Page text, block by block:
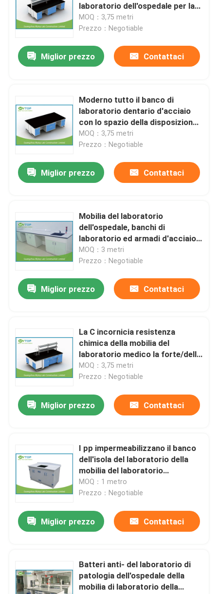
laboratorio dell'ospedale per la
struttura della sala pulita C
MOQ：3,75 metri
Prezzo：Negotiable
Miglior prezzo Contattaci
Moderno tutto il banco di
laboratorio dentario d'acciaio
con lo spazio della disposizione
dei posti a sedere per
l'ospedale/clinica
MOQ：3,75 metri
Prezzo：Negotiable
Miglior prezzo Contattaci
Mobilia del laboratorio
dell'ospedale, banchi di
laboratorio ed armadi d'acciaio
galvanizzati
MOQ：3 metri
Prezzo：Negotiable
Miglior prezzo Contattaci
La C incornicia resistenza
chimica della mobilia del
laboratorio medico la forte/della
Tabella funzionamento del
laboratorio
MOQ：3,75 metri
Prezzo：Negotiable
Miglior prezzo Contattaci
I pp impermeabilizzano il banco
dell'isola del laboratorio della
mobilia del laboratorio
dell'ospedale con spruzzata
posteriore
MOQ：1 metro
Prezzo：Negotiable
Miglior prezzo Contattaci
Batteri anti- del laboratorio di
patologia dell'ospedale della
mobilia di laboratorio della